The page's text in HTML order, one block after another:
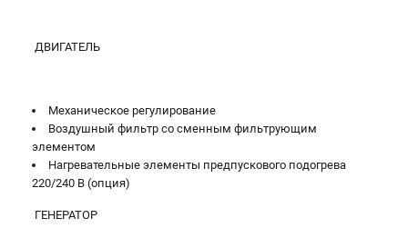
ДВИГАТЕЛЬ
Механическое регулирование
Воздушный фильтр со сменным фильтрующим
элементом
Нагревательные элементы предпускового подогрева
220/240 В (опция)
ГЕНЕРАТОР